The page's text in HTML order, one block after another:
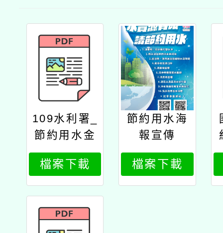
109水利署_
節約用水金
句桃紅
檔案下載
節約用水海
報宣傳
檔案下載